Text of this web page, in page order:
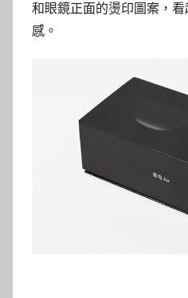
和眼鏡正面的燙印圖案，
感。